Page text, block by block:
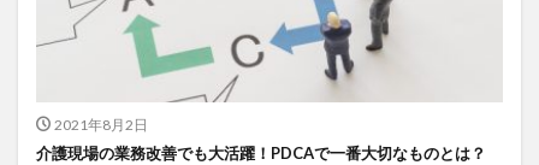
2021年8月2日
介護現場の業務改善でも大活躍！PDCAで一番大切なものとは？